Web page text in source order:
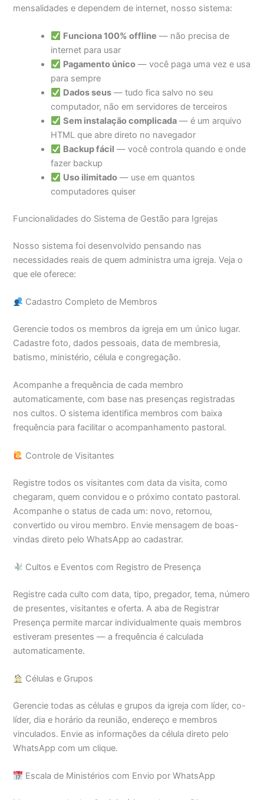
mensalidades e dependem de internet, nosso sistema:
Funciona 100% offline — não precisa de
internet para usar
Pagamento único— você paga uma vez e usa
para sempre
Dados seus— tudo fica salvo no seu
computador, não em servidores de terceiros
Sem instalação complicada— é um arquivo
HTML que abre direto no navegador
Backup fácil — você controla quando e onde
fazer backup
Uso ilimitado— use em quantos
computadores quiser
Funcionalidades do Sistema de Gestão para Igrejas
Nosso sistema foi desenvolvido pensando nas
necessidades reais de quem administra uma igreja. Veja o
que ele oferece:
Cadastro Completo de Membros
Gerencie todos os membros da igreja em um único lugar.
Cadastre foto, dados pessoais, data de membresia,
batismo, ministério, célula e congregação.
Acompanhe a frequência de cada membro
automaticamente, com base nas presenças registradas
nos cultos. O sistema identifica membros com baixa
frequência para facilitar o acompanhamento pastoral.
Controle de Visitantes
Registre todos os visitantes com data da visita, como
chegaram, quem convidou e o próximo contato pastoral.
Acompanhe o status de cada um: novo, retornou,
convertido ou virou membro. Envie mensagem de boas-
vindas direto pelo WhatsApp ao cadastrar.
Cultos e Eventos com Registro de Presença
Registre cada culto com data, tipo, pregador, tema, número
de presentes, visitantes e oferta. A aba de Registrar
Presença permite marcar individualmente quais membros
estiveram presentes — a frequência é calculada
automaticamente.
Células e Grupos
Gerencie todas as células e grupos da igreja com líder, co-
líder, dia e horário da reunião, endereço e membros
vinculados. Envie as informações da célula direto pelo
WhatsApp com um clique.
Escala de Ministérios com Envio por WhatsApp